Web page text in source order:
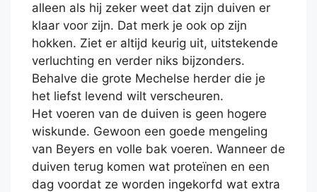
alleen als hij zeker weet dat zijn duiven er
klaar voor zijn. Dat merk je ook op zijn
hokken. Ziet er altijd keurig uit, uitstekende
verluchting en verder niks bijzonders.
Behalve die grote Mechelse herder die je
het liefst levend wilt verscheuren.
Het voeren van de duiven is geen hogere
wiskunde. Gewoon een goede mengeling
van Beyers en volle bak voeren. Wanneer de
duiven terug komen wat proteïnen en een
dag voordat ze worden ingekorfd wat extra